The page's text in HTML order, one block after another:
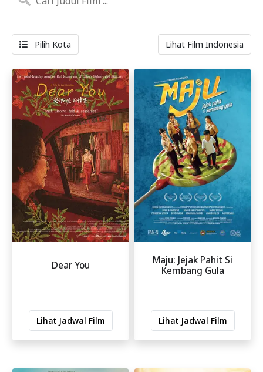
Pilih Kota Lihat Film Indonesia
Dear You
Lihat Jadwal Film
Maju: Jejak Pahit Si
Kembang Gula
Lihat Jadwal Film